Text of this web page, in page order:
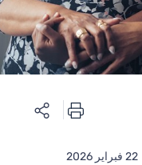
22 فبراير 2026